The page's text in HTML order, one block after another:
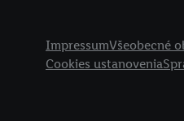
ImpressumVšeobecné
Cookies ustanovenia